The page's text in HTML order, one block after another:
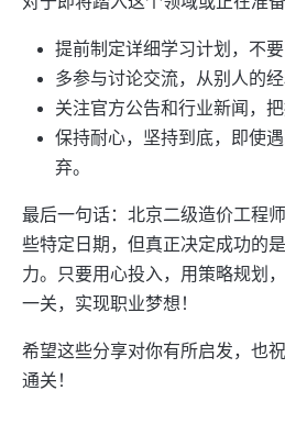
提前制定详细学习计划，不要
多参与讨论交流，从别人的经
关注官方公告和行业新闻，把
保持耐心，坚持到底，即使
弃。
最后一句话：北京二级造价工程
些特定日期，但真正决定成功的
力。只要用心投入，用策略规划
一关，实现职业梦想！
希望这些分享对你有所启发，也
通关！